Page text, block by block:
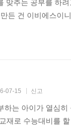
맞추는 공부를 하
든 건 이비에스이
07-15 신고
하는 아이가 열심
재로 수능대비를